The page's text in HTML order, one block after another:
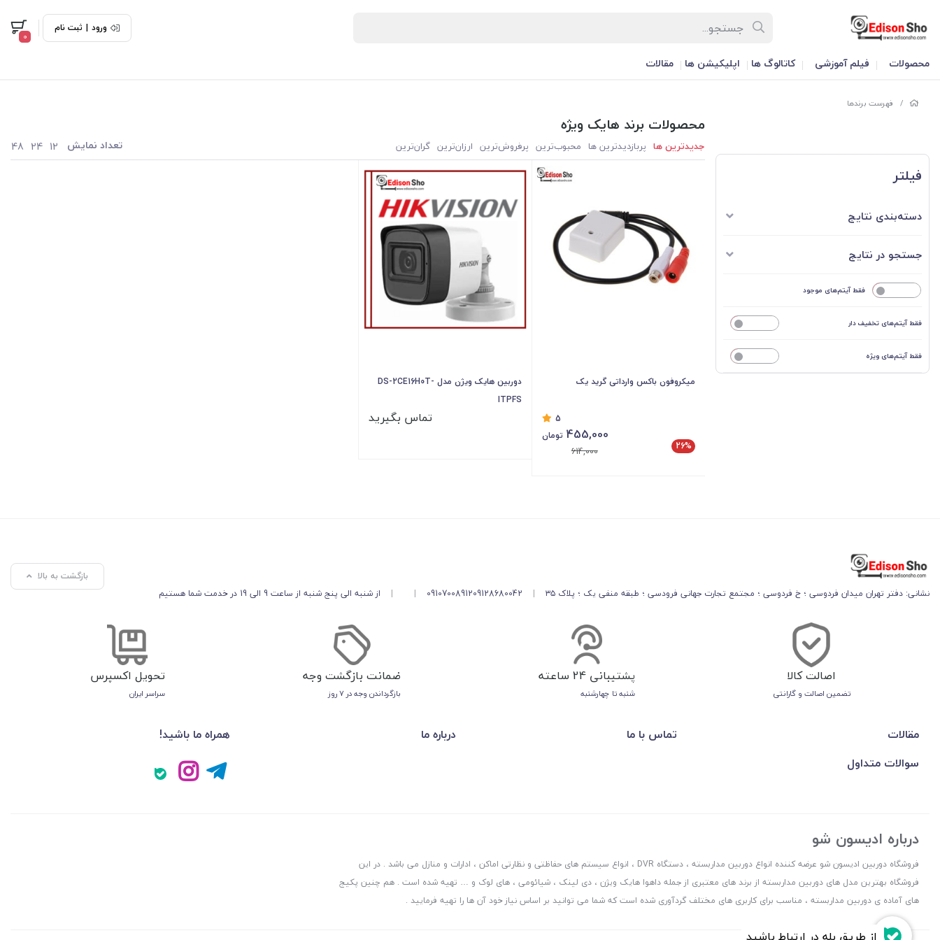
ورود | ثبت نام
0
محصولات فیلم آموزشی کاتالوگ ها اپلیکیشن ها مقالات
/ فهرست برندها
فیلتر
دسته‌بندی نتایج
جستجو در نتایج
فقط آیتم‌های موجود
فقط آیتم‌های تخفیف دار
فقط آیتم‌های ویژه
محصولات برند هایک ویژه
جدیدترین ها پربازدیدترین ها محبوب‌‌ترین پرفروش‌ترین ارزان‌ترین گران‌ترین تعداد نمایش 12
24
48
میکروفون باکس وارداتی گرید یک
5
26%
455,000 تومان
614,000
دوربین هایک ویژن مدل DS-2CE16H0T-
ITPFS
تماس بگیرید
نشانی: دفتر تهران​ میدان فردوسی ؛ خ فردوسی ؛ مجتمع تجارت جهانی فرودسی ؛ طبقه منفی یک ؛ پلاک ۳۵ |
09128680042
09107008912
|
| از شنبه الی پنج شنبه از ساعت 9 الی 19 در خدمت شما هستیم
بازگشت به بالا
اصالت کالا
تضمین اصالت و گارانتی
پشتیبانی 24 ساعته
شنبه تا چهارشنبه
ضمانت بازگشت وجه
بازگرداندن وجه در ۷ روز
تحویل اکسپرس
سراسر ایران
مقالات تماس با ما
درباره ما
سوالات متداول
همراه ما باشید!
درباره ادیسون شو
فروشگاه دوربین ادیسون شو عرضه کننده انواع دوربین مداربسته ، دستگاه DVR ، انواع سیستم های حفاظتی و نظارتی اماکن ، ادارات و منازل می باشد . در این
فروشگاه بهترین مدل های دوربین مداربسته از برند های معتبری از جمله داهوا هایک ویژن ، دی لینک ، شیائومی ، های لوک و … تهیه شده است . هم چنین پکیج
های آماده ی دوربین مداربسته ، مناسب برای کاربری های مختلف گردآوری شده است که شما می توانید بر اساس نیاز خود آن ها را تهیه فرمایید .